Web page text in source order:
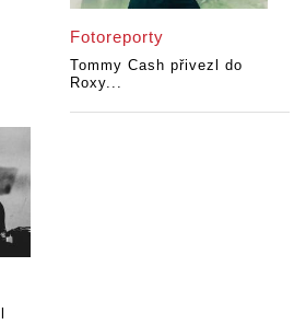
Fotoreporty
Tommy Cash přivezl do
Roxy...